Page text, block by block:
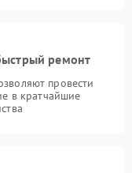
ремонт
провести
в кратчайшие